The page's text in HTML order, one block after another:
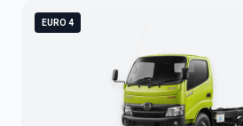
EURO 4